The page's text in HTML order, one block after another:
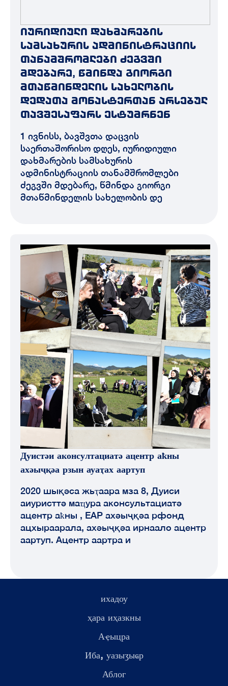
იურიდიული დახმარების
სამსახურის ადმინისტრაციის
თანამშრომლები ძეგვში
მდებარე, წმინდა გიორგი
მთაწმინდელის სახელობის
დედათა მონასტერთან არსებულ
თავშესაფარს ესტუმრნენ
1 ივნისს, ბავშვთა დაცვის
საერთაშორისო დღეს, იურიდიული
დახმარების სამსახურის
ადმინისტრაციის თანამშრომლები
ძეგვში მდებარე, წმინდა გიორგი
მთაწმინდელის სახელობის დე
Дуистәи аконсултациатә ацентр аҟны
ахәыҷқәа рзын ауаҭах аартуп
2020 шықәса жьҭаара мза 8, Дуиси
аиуристтә маҵура аконсультациатә
ацентр аҟны , ЕАР ахәыҷқәа рфонд
ацхыраарала, ахәыҷқәа ирнаало ацентр
аартуп. Ацентр аартра и
ихадоу
ҳара иҳазкны
Аҿыцра
Иба, уазыӡыҩр
Аблог